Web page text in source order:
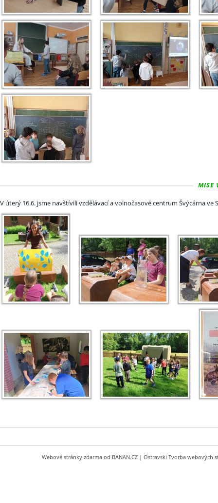
MISE
V úterý 16.6. jsme navštívili vzdělávací a volnočasové centrum Švýcárna
Webové stránky zdarma od BANAN.CZ | Ostravski Tvorba webových